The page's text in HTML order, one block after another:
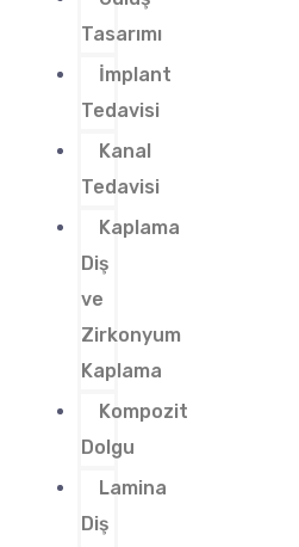
Tasarımı
İmplant
Tedavisi
Kanal
Tedavisi
Kaplama
Diş
ve
Zirkonyum
Kaplama
Kompozit
Dolgu
Lamina
Diş